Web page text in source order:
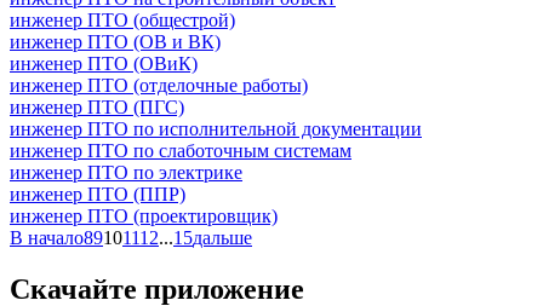
инженер ПТО (общестрой)
инженер ПТО (ОВ и ВК)
инженер ПТО (ОВиК)
инженер ПТО (отделочные работы)
инженер ПТО (ПГС)
инженер ПТО по исполнительной документации
инженер ПТО по слаботочным системам
инженер ПТО по электрике
инженер ПТО (ППР)
инженер ПТО (проектировщик)
В начало89101112...15дальше
Скачайте приложение